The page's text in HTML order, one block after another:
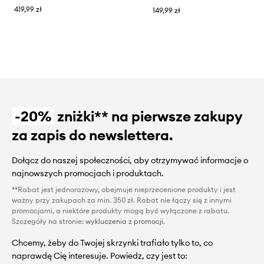
419,99 zł 149,99 zł
-20% zniżki** na pierwsze zakupy
za zapis do newslettera.
Dołącz do naszej społeczności, aby otrzymywać informacje o
najnowszych promocjach i produktach.
**Rabat jest jednorazowy, obejmuje nieprzecenione produkty i jest
ważny przy zakupach za min. 350 zł. Rabat nie łączy się z innymi
promocjami, a niektóre produkty mogą być wyłączone z rabatu.
Szczegóły na stronie: wykluczenia z promocji.
Chcemy, żeby do Twojej skrzynki trafiało tylko to, co
naprawdę Cię interesuje. Powiedz, czy jest to: